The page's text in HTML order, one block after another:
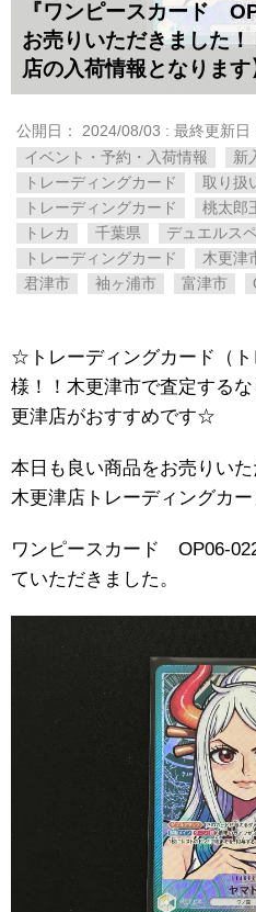
『ワンピースカード
お売りいただきました
店の入荷情報となります
公開日： 2024/08/03 : 最終更新
イベント・予約・入荷情報
新
トレーディングカード
取り扱
トレーディングカード
桃太郎
トレカ
千葉県 デュエルス
トレーディングカード
木更津
君津市
袖ヶ浦市 富津市
☆トレーディングカード（
様！！木更津市で査定する
更津店がおすすめです☆
本日も良い商品をお売りい
木更津店トレーディングカー
ワンピースカード OP06-
ていただきました。